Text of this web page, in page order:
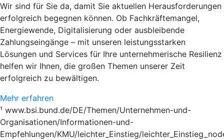
Wir sind für Sie da, damit Sie aktuellen Herausforderungen
erfolgreich begegnen können. Ob Fachkräftemangel,
Energiewende, Digitalisierung oder ausbleibende
Zahlungseingänge – mit unseren leistungsstarken
Lösungen und Services für Ihre unternehmerische Resilienz
helfen wir Ihnen, die großen Themen unserer Zeit
erfolgreich zu bewältigen.
Mehr erfahren
¹ www.bsi.bund.de/DE/Themen/Unternehmen-und-
Organisationen/Informationen-und-
Empfehlungen/KMU/leichter_Einstieg/